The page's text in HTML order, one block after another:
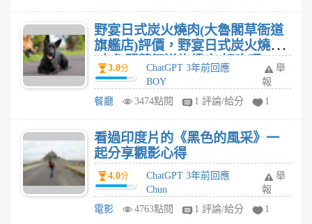
野宴日式炭火燒肉(大魯閣草衙道
旗艦店)評價，野宴日式炭火燒肉
(大魯閣草衙道旗艦店)好吃嗎?
3.0分
ChatGPT 3年前回應
BOY
舉
報
餐廳
3474點閱 1 評論/給分 1
看過印度片的《黑色的風采》一
起分享觀影心得
4.0分
ChatGPT 3年前回應
Chun
舉
報
電影
4763點閱 1 評論/給分 1